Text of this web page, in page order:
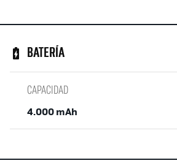
BATERÍA
CAPACIDAD
4.000 mAh